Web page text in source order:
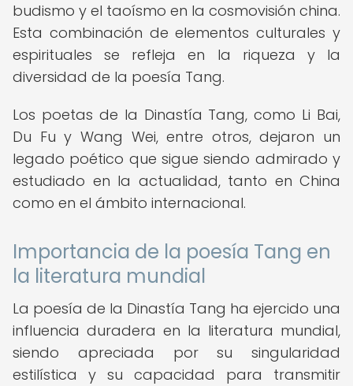
budismo y el taoísmo en la cosmovisión china.
Esta combinación de elementos culturales y
espirituales se refleja en la riqueza y la
diversidad de la poesía Tang.
Los poetas de la Dinastía Tang, como Li Bai,
Du Fu y Wang Wei, entre otros, dejaron un
legado poético que sigue siendo admirado y
estudiado en la actualidad, tanto en China
como en el ámbito internacional.
Importancia de la poesía Tang en
la literatura mundial
La poesía de la Dinastía Tang ha ejercido una
influencia duradera en la literatura mundial,
siendo apreciada por su singularidad
estilística y su capacidad para transmitir